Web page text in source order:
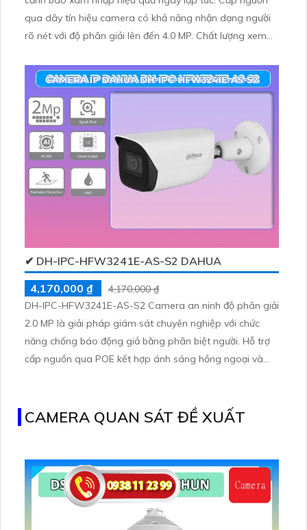
qua dây tín hiệu camera có khả năng nhận dạng người
rõ nét với độ phân giải lên đến 4.0 MP. Chất lượng xem
cho hình ảnh màu sắc như ban ngày
✔ DH-IPC-HFW3241E-AS-S2 DAHUA
4,170,000 ₫
4,170,000 ₫
DH-IPC-HFW3241E-AS-S2 Camera an ninh độ phân giải
2.0 MP là giải pháp giám sát chuyên nghiệp với chức
năng chống báo động giả bằng phân biệt người. Hỗ trợ
cấp nguồn qua POE kết hợp ánh sáng hồng ngoại và
CAMERA QUAN SÁT ĐỀ XUẤT